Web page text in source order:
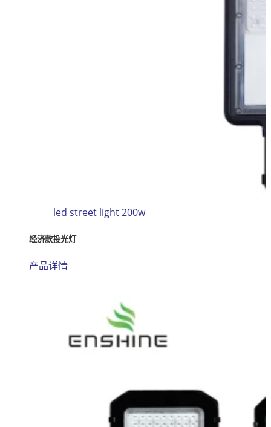
led street light 200w
经济款投光灯
产品详情